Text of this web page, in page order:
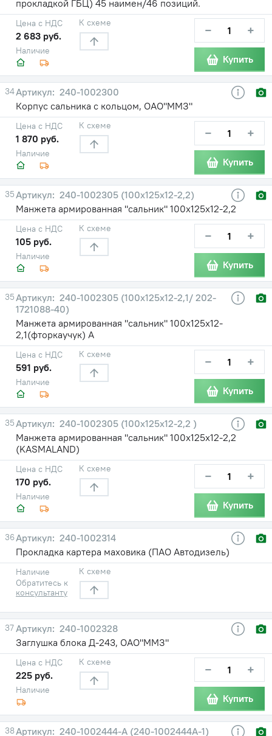
прокладкой ГБЦ) 45 наимен/46 позиций.
Наличие
Цена с НДС
2 683 руб.
К схеме − +
Купить
34
240-1002300
Корпус сальника с кольцом, ОАО"ММЗ"
Наличие
Цена с НДС
1 870 руб.
К схеме − +
Купить
35
240-1002305 (100х125х12-2,2)
Манжета армированная "сальник" 100х125х12-2,2
Наличие
Цена с НДС
105 руб.
К схеме − +
Купить
35
240-1002305 (100х125х12-2,1/ 202-
1721088-40)
Манжета армированная "сальник" 100х125х12-
2,1(фторкаучук) А
Наличие
Цена с НДС
591 руб.
К схеме − +
Купить
35
240-1002305 (100х125х12-2,2 )
Манжета армированная "сальник" 100х125х12-2,2
(KASMALAND)
Наличие
Цена с НДС
170 руб.
К схеме − +
Купить
36
240-1002314
Прокладка картера маховика (ПАО Автодизель)
Наличие
Обратитесь к
консультанту
К схеме
37
240-1002328
Заглушка блока Д-243, ОАО"ММЗ"
Наличие
Цена с НДС
225 руб.
К схеме − +
Купить
38 240-1002444-А (240-1002444А-1)